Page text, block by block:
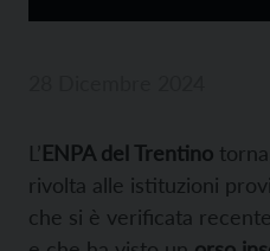
L’ENPA del Trentino
rivolta alle istituzioni
che si è verificata